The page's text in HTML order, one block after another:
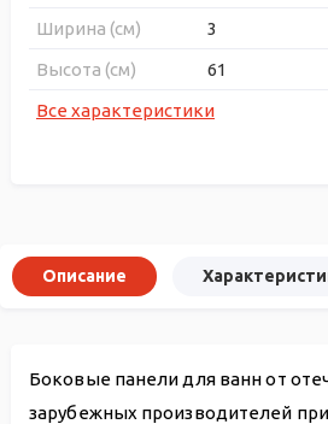
Ширина (см)
3
Высота (см)
61
Все характеристики
Описание
Боковые панели для ванн от
зарубежных производителей